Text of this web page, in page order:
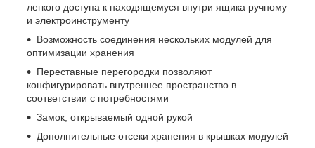
легкого доступа к находящемуся внутри ящика ручному
и электроинструменту
Возможность соединения нескольких модулей для
оптимизации хранения
Переставные перегородки позволяют
конфигурировать внутреннее пространство в
соответствии с потребностями
Замок, открываемый одной рукой
Дополнительные отсеки хранения в крышках модулей